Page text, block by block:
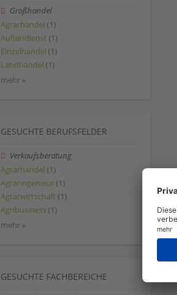
Großhandel
Agrarhandel (1)
Außendienst (1)
Einzelhandel (1)
Landhandel (1)
mehr »
GESUCHTE BERUFSFELDER
Verkaufsberatung
Agrarhandel (1)
Agraringenieur (1)
Agrarwirtschaft (1)
Agribusiness (1)
mehr »
GESUCHTE FACHBEREICHE